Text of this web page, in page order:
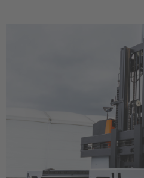
EUROPE
Nederlands Français Deutsch